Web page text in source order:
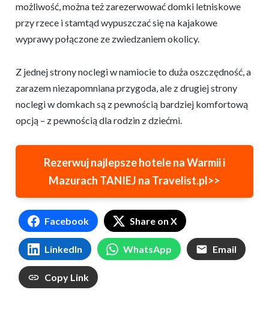
możliwość, można też zarezerwować domki letniskowe
przy rzece i stamtąd wypuszczać się na kajakowe
wyprawy połączone ze zwiedzaniem okolicy.
Z jednej strony noclegi w namiocie to duża oszczędność, a
zarazem niezapomniana przygoda, ale z drugiej strony
noclegi w domkach są z pewnością bardziej komfortową
opcją – z pewnością dla rodzin z dziećmi.
Rezerwuj najlepsze hotele na Warmii i
Mazurach TANIEJ na Travelist.pl>>
Facebook Share on X
LinkedIn WhatsApp Email
Copy Link